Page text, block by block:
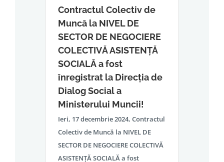
Contractul Colectiv de
Muncă la NIVEL DE
SECTOR DE NEGOCIERE
COLECTIVĂ ASISTENȚĂ
SOCIALĂ a fost
înregistrat la Direcția de
Dialog Social a
Ministerului Muncii!
Ieri, 17 decembrie 2024, Contractul
Colectiv de Muncă la NIVEL DE
SECTOR DE NEGOCIERE COLECTIVĂ
ASISTENȚĂ SOCIALĂ a fost